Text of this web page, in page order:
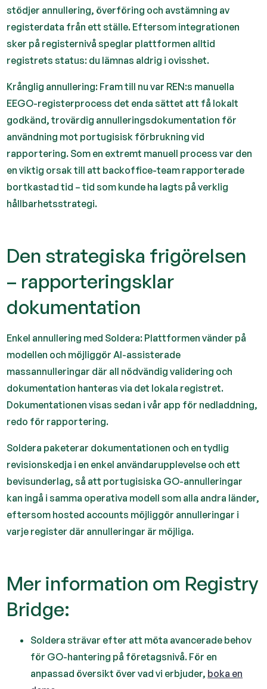
stödjer annullering, överföring och avstämning av
registerdata från ett ställe. Eftersom integrationen
sker på registernivå speglar plattformen alltid
registrets status: du lämnas aldrig i ovisshet.
Krånglig annullering: Fram till nu var REN:s manuella
EEGO-registerprocess det enda sättet att få lokalt
godkänd, trovärdig annulleringsdokumentation för
användning mot portugisisk förbrukning vid
rapportering. Som en extremt manuell process var den
en viktig orsak till att backoffice-team rapporterade
bortkastad tid – tid som kunde ha lagts på verklig
hållbarhetsstrategi.
Den strategiska frigörelsen
– rapporteringsklar
dokumentation
Enkel annullering med Soldera: Plattformen vänder på
modellen och möjliggör AI-assisterade
massannulleringar där all nödvändig validering och
dokumentation hanteras via det lokala registret.
Dokumentationen visas sedan i vår app för nedladdning,
redo för rapportering.
Soldera paketerar dokumentationen och en tydlig
revisionskedja i en enkel användarupplevelse och ett
bevisunderlag, så att portugisiska GO-annulleringar
kan ingå i samma operativa modell som alla andra länder,
eftersom hosted accounts möjliggör annulleringar i
varje register där annulleringar är möjliga.
Mer information om Registry
Bridge:
Soldera strävar efter att möta avancerade behov
för GO-hantering på företagsnivå. För en
anpassad översikt över vad vi erbjuder, boka en